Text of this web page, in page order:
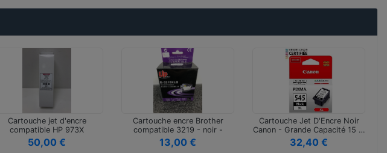
Cartouche jet d'encre
compatible HP 973X
(F6T82AE) Mag…
50,00 €
Cartouche encre Brother
compatible 3219 - noir -
Impri…
13,00 €
Cartouche Jet D'Encre Noir
Canon - Grande Capacité 15 …
32,40 €